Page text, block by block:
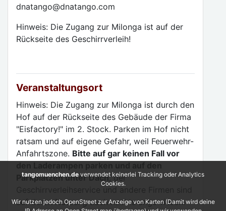
dnatango@dnatango.com
Hinweis: Die Zugang zur Milonga ist auf der
Rückseite des Geschirrverleih!
Veranstaltungsort
Hinweis: Die Zugang zur Milonga ist durch den
Hof auf der Rückseite des Gebäude der Firma
"Eisfactory!" im 2. Stock. Parken im Hof nicht
ratsam und auf eigene Gefahr, weil Feuerwehr-
Anfahrtszone. Bitte auf gar keinen Fall vor
Parkplätzen unter Dach, der
auf deren Nutzung auch nachts angewiesen.
tangomuenchen.de verwendet keinerlei Tracking oder Analytics
Cookies.
Wir nutzen jedoch OpenStreet zur Anzeige von Karten (Damit wird deine